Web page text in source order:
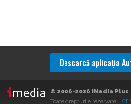
Descarcă aplicaţia
© 2006-2026 iMedia Plus
Toate drepturile rezervate.